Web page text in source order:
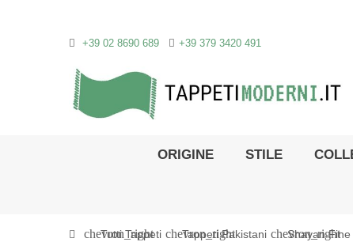
+39 02 8690 689 +39 379 3420 491
ORIGINE STILE
chevron_right
Tutti Tappeti chevron_right
Tappeti Pakistani chevron_right
Shayan Fine